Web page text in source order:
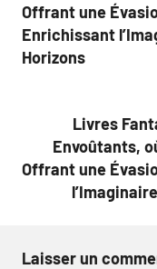
l’article
Offrant une
Enrichissant
Horizons
Livres
Envoûtants,
Offrant une
Laisser un